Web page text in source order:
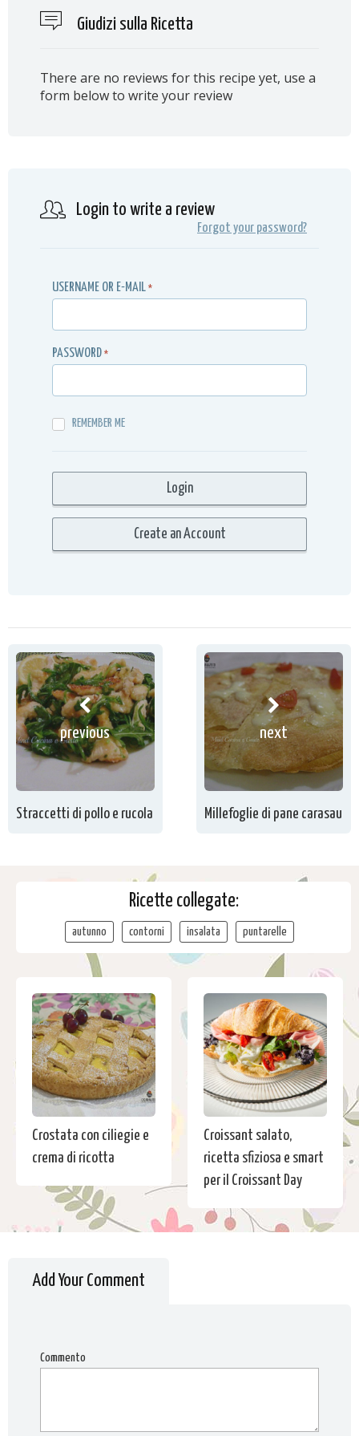
Giudizi sulla Ricetta
There are no reviews for this recipe yet, use a
form below to write your review
Login to write a review
Forgot your password?
USERNAME OR E-MAIL *
PASSWORD *
REMEMBER ME
previous
Straccetti di pollo e rucola
next
Millefoglie di pane carasau
Ricette collegate:
autunno contorni insalata puntarelle
Crostata con ciliegie e
crema di ricotta
Croissant salato,
ricetta sfiziosa e smart
per il Croissant Day
Add Your Comment
Commento